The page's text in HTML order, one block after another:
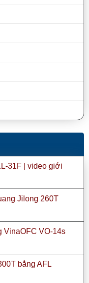
31F | video giới
Jilong 260T
VinaOFC VO-14s
bằng AFL